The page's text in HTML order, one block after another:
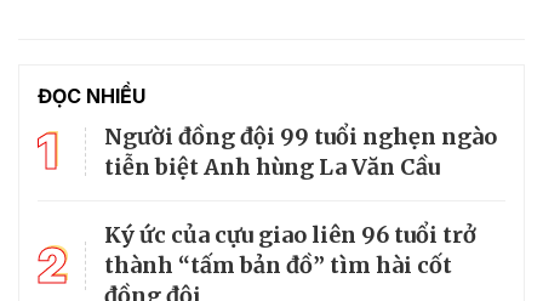
ĐỌC NHIỀU
1
Người đồng đội 99 tuổi nghẹn ngào
tiễn biệt Anh hùng La Văn Cầu
2
Ký ức của cựu giao liên 96 tuổi trở
thành “tấm bản đồ” tìm hài cốt